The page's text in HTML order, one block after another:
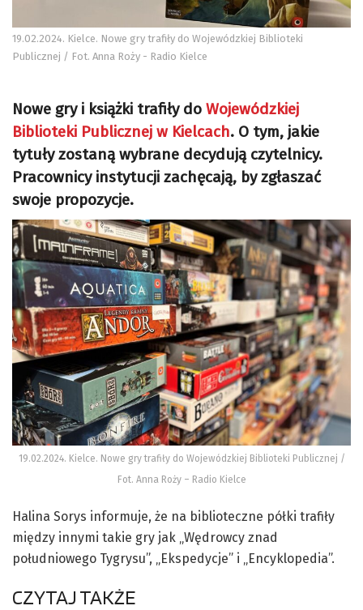
19.02.2024. Kielce. Nowe gry trafiły do Wojewódzkiej Biblioteki
Publicznej / Fot. Anna Roży - Radio Kielce
Nowe gry i książki trafiły do Wojewódzkiej
Biblioteki Publicznej w Kielcach. O tym, jakie
tytuły zostaną wybrane decydują czytelnicy.
Pracownicy instytucji zachęcają, by zgłaszać
swoje propozycje.
19.02.2024. Kielce. Nowe gry trafiły do Wojewódzkiej Biblioteki Publicznej /
Fot. Anna Roży – Radio Kielce
Halina Sorys informuje, że na biblioteczne półki trafiły
między innymi takie gry jak „Wędrowcy znad
południowego Tygrysu”, „Ekspedycje” i „Encyklopedia”.
CZYTAJ TAKŻE